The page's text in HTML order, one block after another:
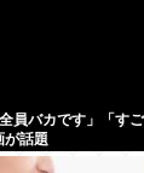
員バカです」「す
が話題